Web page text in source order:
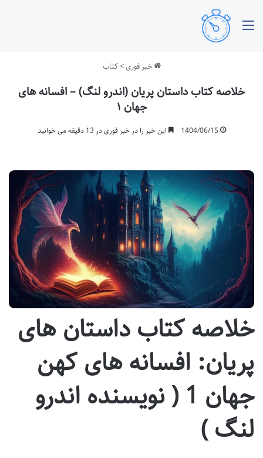
خبر فوری>کتاب
خلاصه کتاب داستان پریان (اندرو لنگ) – افسانه های
جهان ۱
1404/06/15 این خبر را در خبر فوری در 13 دقیقه می خوانید
خلاصه کتاب داستان های
پریان: افسانه های کهن
جهان 1 ( نویسنده اندرو
لنگ )